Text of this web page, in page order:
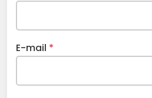
E-mail *